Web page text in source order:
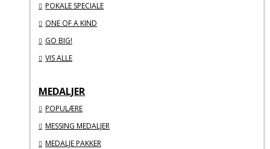
POKALE SPECIALE
ONE OF A KIND
GO BIG!
VIS ALLE
MEDALJER
POPULÆRE
MESSING MEDALJER
MEDALJE PAKKER